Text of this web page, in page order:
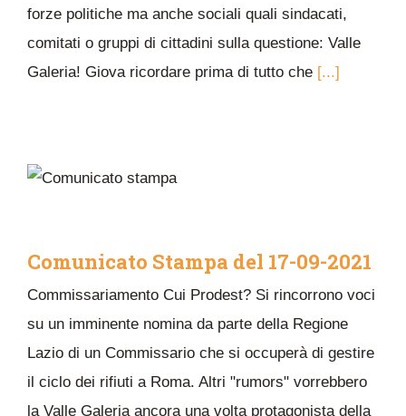
forze politiche ma anche sociali quali sindacati,
comitati o gruppi di cittadini sulla questione: Valle
Galeria! Giova ricordare prima di tutto che [...]
Comunicato Stampa del 17-09-2021
Commissariamento Cui Prodest? Si rincorrono voci
su un imminente nomina da parte della Regione
Lazio di un Commissario che si occuperà di gestire
il ciclo dei rifiuti a Roma. Altri "rumors" vorrebbero
la Valle Galeria ancora una volta protagonista della